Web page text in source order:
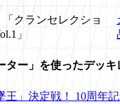
「クランセレクショ
」
ター」を使ったデッキ
王」決定戦！ 10周年